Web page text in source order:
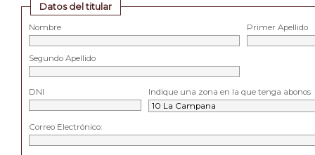
Datos del titular
Nombre Primer Apellido
Segundo Apellido
DNI Indique una zona en la que tenga abonos
Correo Electrónico: